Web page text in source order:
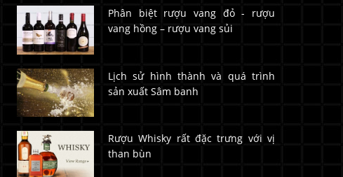
Phân biệt rượu vang đỏ - rượu
vang hồng – rượu vang sủi
Lịch sử hình thành và quá trình
sản xuất Sâm banh
Rượu Whisky rất đặc trưng với vị
than bùn